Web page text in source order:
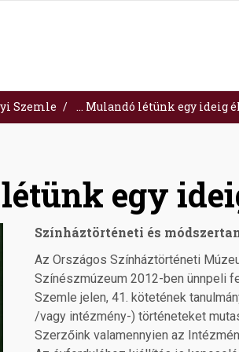
Szemle ... Mulandó létünk egy ideig
egy
Színháztörténeti és
Az Országos Színháztörténeti
Színészmúzeum 2012-ben ünnpeli
Szemle jelen, 41. kötetének
/vagy intézmény-) történeteket
Szerzőink valamennyien az